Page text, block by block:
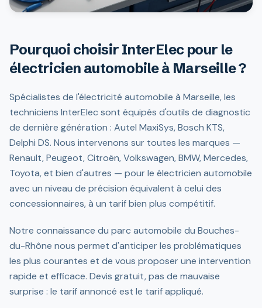
Pourquoi choisir InterElec pour le
électricien automobile à Marseille ?
Spécialistes de l'électricité automobile à Marseille, les
techniciens InterElec sont équipés d'outils de diagnostic
de dernière génération : Autel MaxiSys, Bosch KTS,
Delphi DS. Nous intervenons sur toutes les marques —
Renault, Peugeot, Citroën, Volkswagen, BMW, Mercedes,
Toyota, et bien d'autres — pour le électricien automobile
avec un niveau de précision équivalent à celui des
concessionnaires, à un tarif bien plus compétitif.
Notre connaissance du parc automobile du Bouches-
du-Rhône nous permet d'anticiper les problématiques
les plus courantes et de vous proposer une intervention
rapide et efficace. Devis gratuit, pas de mauvaise
surprise : le tarif annoncé est le tarif appliqué.